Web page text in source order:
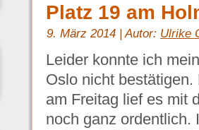
Platz 19 am
9. März 2014 | Autor: Ulrike
Leider konnte ich
Oslo nicht
am Freitag lief es mit
noch ganz ordentlich.